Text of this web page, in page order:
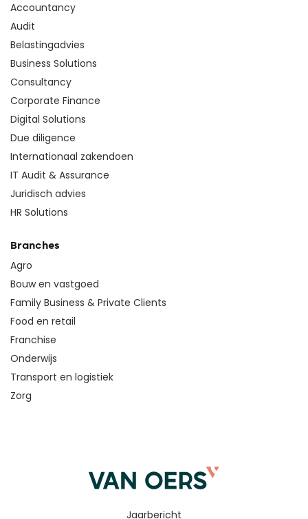
Accountancy
Audit
Belastingadvies
Business Solutions
Consultancy
Corporate Finance
Digital Solutions
Due diligence
Internationaal zakendoen
IT Audit & Assurance
Juridisch advies
HR Solutions
Branches
Agro
Bouw en vastgoed
Family Business & Private Clients
Food en retail
Franchise
Onderwijs
Transport en logistiek
Zorg
Jaarbericht